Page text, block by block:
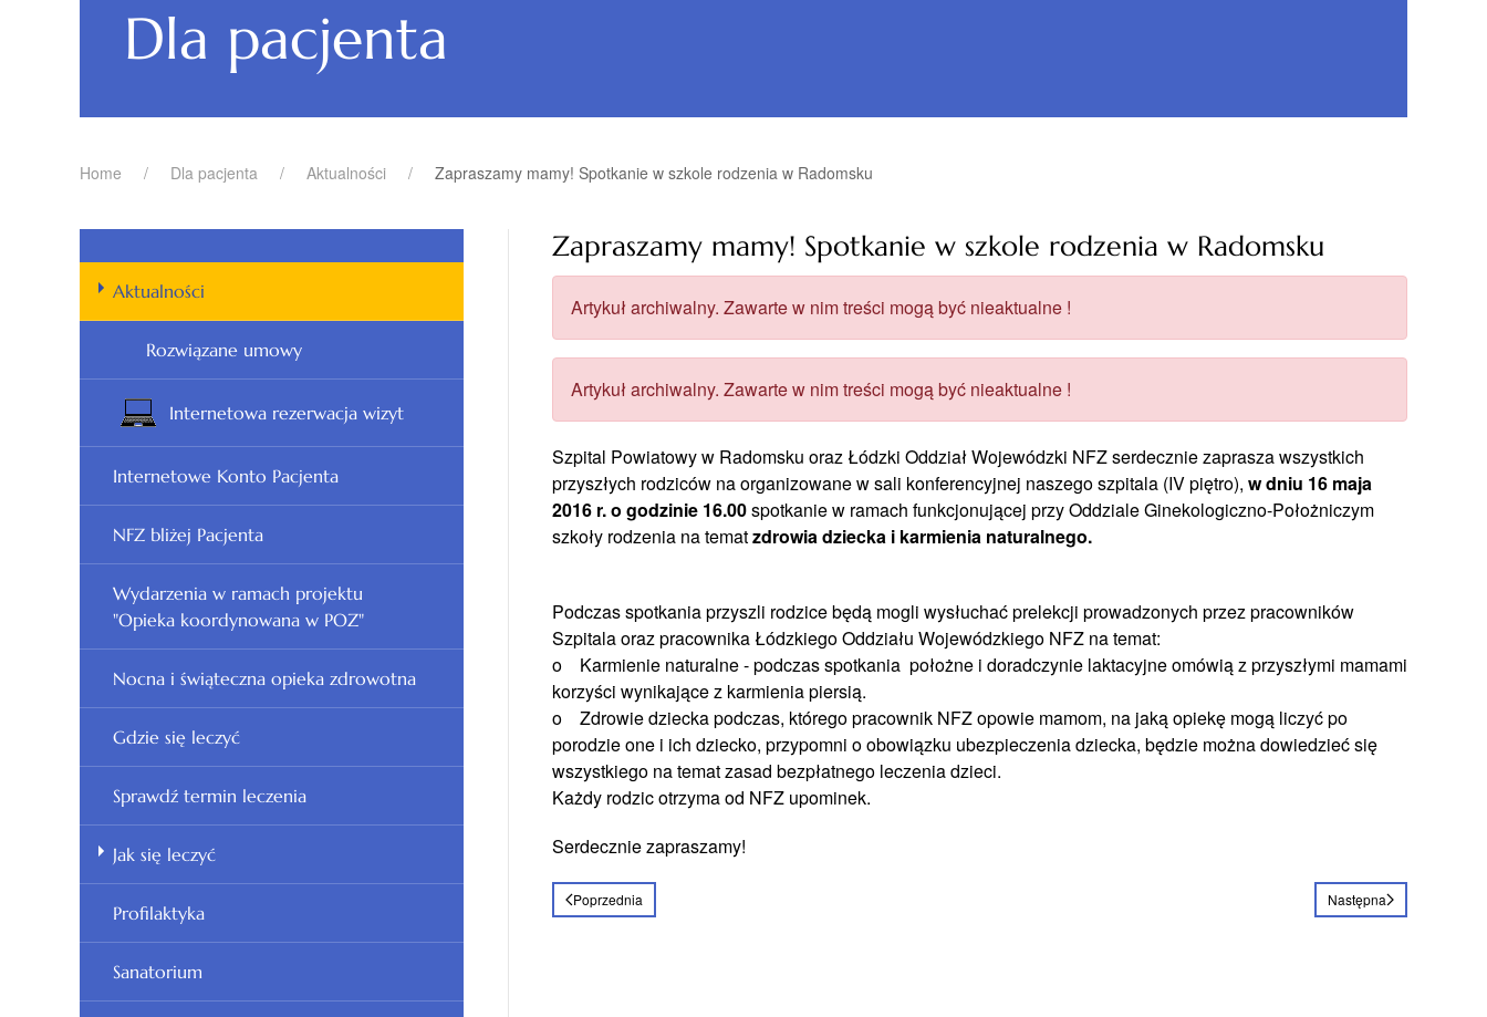
Dla pacjenta
Home Dla pacjenta Aktualności Zapraszamy mamy! Spotkanie w szkole rodzenia w Radomsku
Zapraszamy mamy! Spotkanie w szkole rodzenia w Radomsku
Artykuł archiwalny. Zawarte w nim treści mogą być nieaktualne !
Artykuł archiwalny. Zawarte w nim treści mogą być nieaktualne !
Szpital Powiatowy w Radomsku oraz Łódzki Oddział Wojewódzki NFZ serdecznie zaprasza wszystkich
przyszłych rodziców na organizowane w sali konferencyjnej naszego szpitala (IV piętro), w dniu 16 maja
2016 r. o godzinie 16.00spotkanie w ramach funkcjonującej przy Oddziale Ginekologiczno-Położniczym
szkoły rodzenia na tematzdrowia dziecka i karmienia naturalnego.
Podczas spotkania przyszli rodzice będą mogli wysłuchać prelekcji prowadzonych przez pracowników
Szpitala oraz pracownika Łódzkiego Oddziału Wojewódzkiego NFZ na temat:
o Karmienie naturalne - podczas spotkania położne i doradczynie laktacyjne omówią z przyszłymi mamami
korzyści wynikające z karmienia piersią.
o Zdrowie dziecka podczas, którego pracownik NFZ opowie mamom, na jaką opiekę mogą liczyć po
porodzie one i ich dziecko, przypomni o obowiązku ubezpieczenia dziecka, będzie można dowiedzieć się
wszystkiego na temat zasad bezpłatnego leczenia dzieci.
Każdy rodzic otrzyma od NFZ upominek.
Serdecznie zapraszamy!
Poprzednia Następna
Aktualności
Rozwiązane umowy
Internetowa rezerwacja wizyt
Internetowe Konto Pacjenta
NFZ bliżej Pacjenta
Wydarzenia w ramach projektu
"Opieka koordynowana w POZ"
Nocna i świąteczna opieka zdrowotna
Gdzie się leczyć
Sprawdź termin leczenia
Jak się leczyć
Profilaktyka
Sanatorium